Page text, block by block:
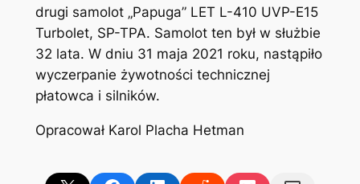
drugi samolot „Papuga” LET L-410 UVP-E15
Turbolet, SP-TPA. Samolot ten był w służbie
32 lata. W dniu 31 maja 2021 roku, nastąpiło
wyczerpanie żywotności technicznej
płatowca i silników.
Opracował Karol Placha Hetman